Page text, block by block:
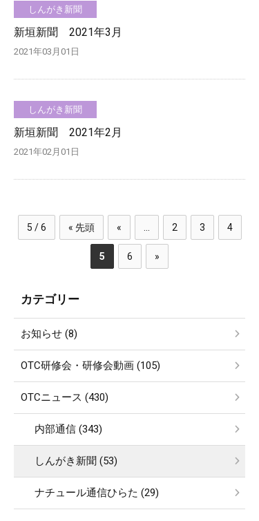
しんがき新聞
新垣新聞 2021年3月
2021年03月01日
しんがき新聞
新垣新聞 2021年2月
2021年02月01日
5 / 6 « 先頭 « 2 3 4
5 6 »
カテゴリー
お知らせ (8)
OTC研修会・研修会動画 (105)
OTCニュース (430)
内部通信 (343)
しんがき新聞 (53)
ナチュール通信ひらた (29)